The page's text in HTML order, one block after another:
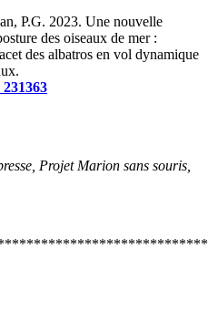
P.G. 2023. Une nouvelle
des oiseaux de mer :
des albatros en vol dynamique
231363
Projet Marion sans souris,